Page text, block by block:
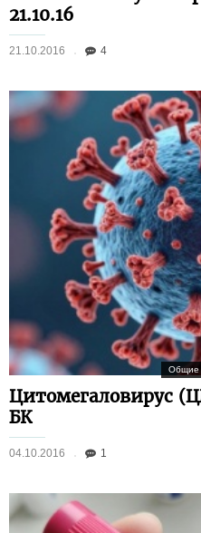
21.10.16
21.10.2016 4
Общие
Цитомегаловирус
БК
04.10.2016 1